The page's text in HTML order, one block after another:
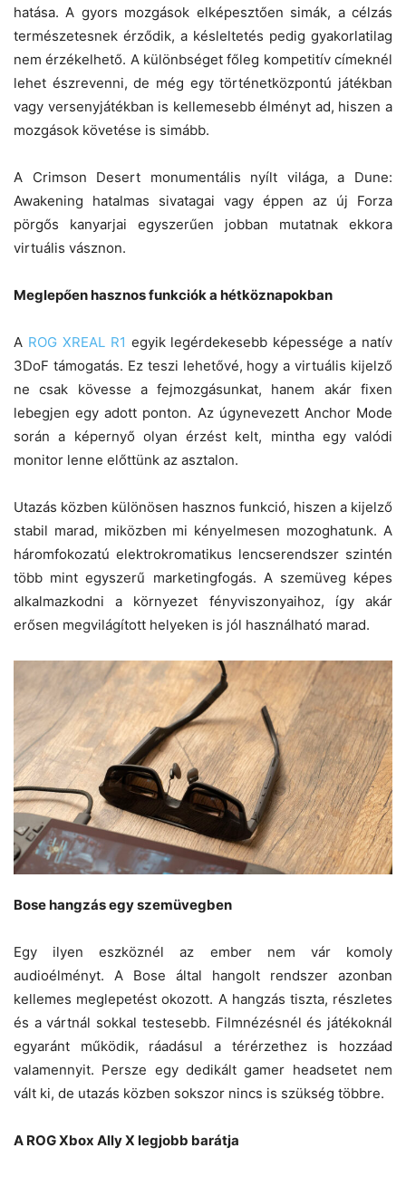
hatása. A gyors mozgások elképesztően simák, a célzás
természetesnek érződik, a késleltetés pedig gyakorlatilag
nem érzékelhető. A különbséget főleg kompetitív címeknél
lehet észrevenni, de még egy történetközpontú játékban
vagy versenyjátékban is kellemesebb élményt ad, hiszen a
mozgások követése is simább.
A Crimson Desert monumentális nyílt világa, a Dune:
Awakening hatalmas sivatagai vagy éppen az új Forza
pörgős kanyarjai egyszerűen jobban mutatnak ekkora
virtuális vásznon.
Meglepően hasznos funkciók a hétköznapokban
A ROG XREAL R1 egyik legérdekesebb képessége a natív
3DoF támogatás. Ez teszi lehetővé, hogy a virtuális kijelző
ne csak kövesse a fejmozgásunkat, hanem akár fixen
lebegjen egy adott ponton. Az úgynevezett Anchor Mode
során a képernyő olyan érzést kelt, mintha egy valódi
monitor lenne előttünk az asztalon.
Utazás közben különösen hasznos funkció, hiszen a kijelző
stabil marad, miközben mi kényelmesen mozoghatunk. A
háromfokozatú elektrokromatikus lencserendszer szintén
több mint egyszerű marketingfogás. A szemüveg képes
alkalmazkodni a környezet fényviszonyaihoz, így akár
erősen megvilágított helyeken is jól használható marad.
Bose hangzás egy szemüvegben
Egy ilyen eszköznél az ember nem vár komoly
audioélményt. A Bose által hangolt rendszer azonban
kellemes meglepetést okozott. A hangzás tiszta, részletes
és a vártnál sokkal testesebb. Filmnézésnél és játékoknál
egyaránt működik, ráadásul a térérzethez is hozzáad
valamennyit. Persze egy dedikált gamer headsetet nem
vált ki, de utazás közben sokszor nincs is szükség többre.
A ROG Xbox Ally X legjobb barátja